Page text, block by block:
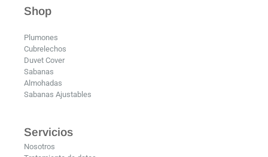
Shop
Plumones
Cubrelechos
Duvet Cover
Sabanas
Almohadas
Sabanas Ajustables
Servicios
Nosotros